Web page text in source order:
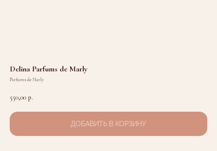
Delina Parfums de Marly
Parfums de Marly
550,00 р.
ДОБАВИТЬ В КОРЗИНУ